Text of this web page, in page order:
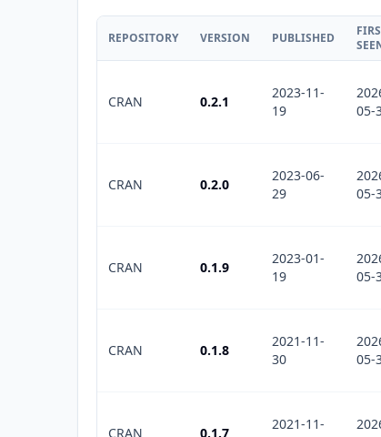
REPOSITORY VERSION PUBLISHED
CRAN 0.2.1
2023-11-
19
05-
CRAN 0.2.0
2023-06-
29
05-
CRAN 0.1.9
2023-01-
19
05-
CRAN 0.1.8
2021-11-
30
05-
CRAN 0.1.7
2021-11-